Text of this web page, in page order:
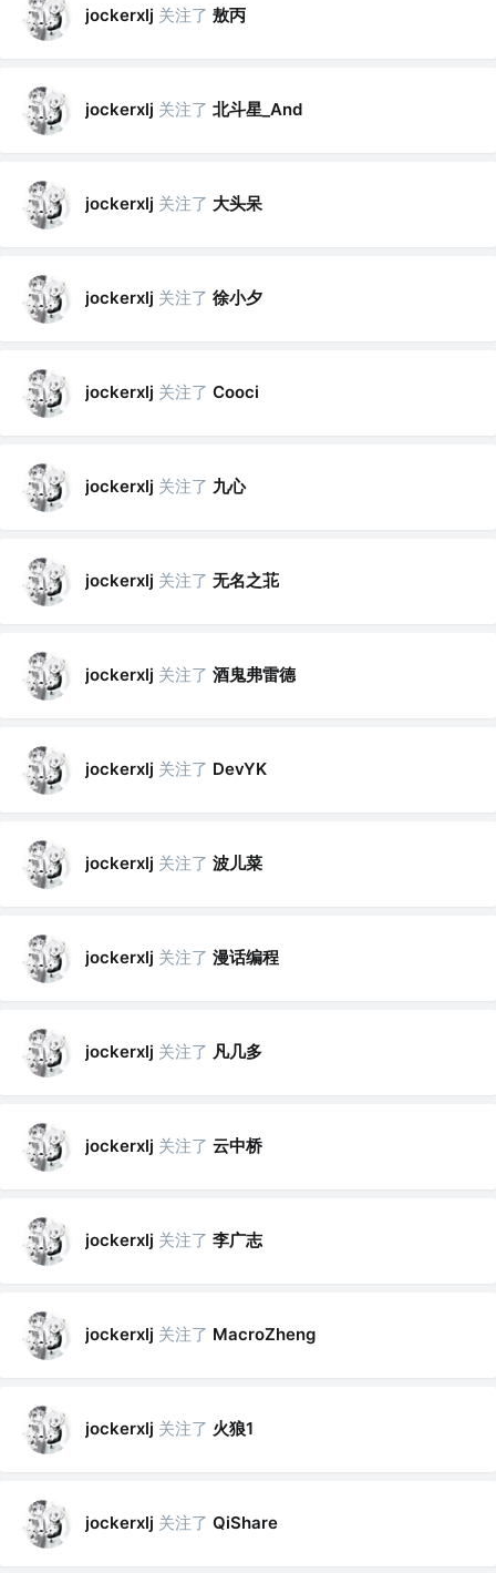
jockerxlj 关注了 敖丙
jockerxlj 关注了 北斗星_And
jockerxlj 关注了 大头呆
jockerxlj 关注了 徐小夕
jockerxlj 关注了 Cooci
jockerxlj 关注了 九心
jockerxlj 关注了 无名之苝
jockerxlj 关注了 酒鬼弗雷德
jockerxlj 关注了 DevYK
jockerxlj 关注了 波儿菜
jockerxlj 关注了 漫话编程
jockerxlj 关注了 凡几多
jockerxlj 关注了 云中桥
jockerxlj 关注了 李广志
jockerxlj 关注了 MacroZheng
jockerxlj 关注了 火狼1
jockerxlj 关注了 QiShare